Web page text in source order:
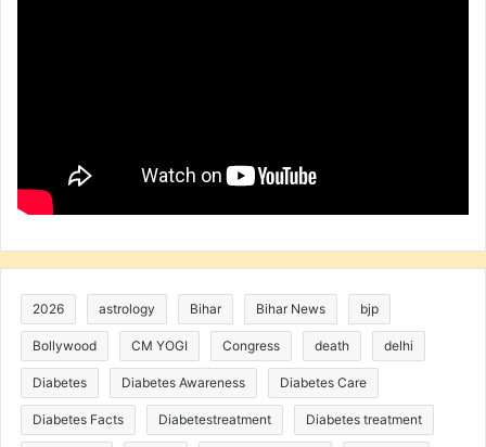
2026 astrology Bihar Bihar News bjp
Bollywood CM YOGI Congress death delhi
Diabetes Diabetes Awareness Diabetes Care
Diabetes Facts Diabetestreatment Diabetes treatment